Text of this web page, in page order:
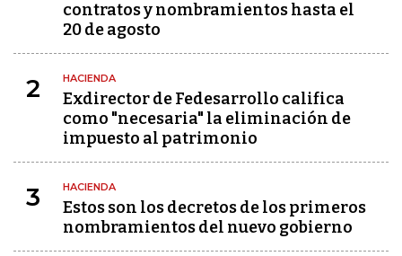
contratos y nombramientos hasta el
20 de agosto
2 HACIENDA
Exdirector de Fedesarrollo califica
como "necesaria" la eliminación de
impuesto al patrimonio
3 HACIENDA
Estos son los decretos de los primeros
nombramientos del nuevo gobierno